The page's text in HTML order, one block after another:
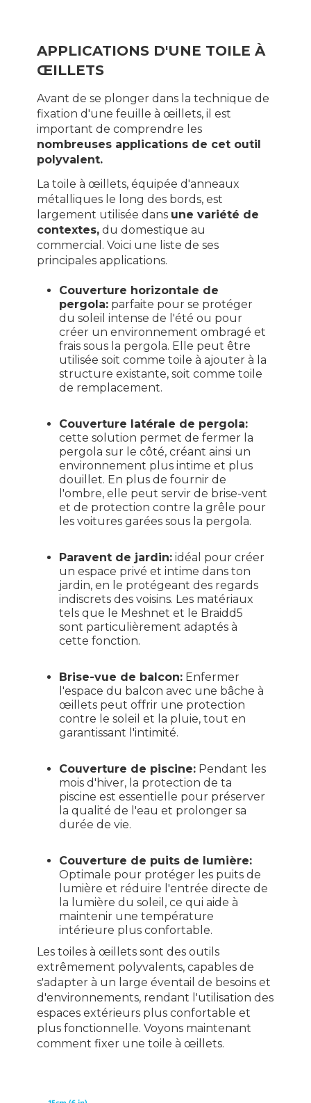
APPLICATIONS D'UNE TOILE À
ŒILLETS
Avant de se plonger dans la technique de
fixation d'une feuille à œillets, il est
important de comprendre les
nombreuses applications de cet outil
polyvalent.
La toile à œillets, équipée d'anneaux
métalliques le long des bords, est
largement utilisée dans une variété de
contextes,du domestique au
commercial. Voici une liste de ses
principales applications.
Couverture horizontale de
pergola:parfaite pour se protéger
du soleil intense de l'été ou pour
créer un environnement ombragé et
frais sous la pergola. Elle peut être
utilisée soit comme toile à ajouter à la
structure existante, soit comme toile
de remplacement.
Couverture latérale de pergola:
cette solution permet de fermer la
pergola sur le côté, créant ainsi un
environnement plus intime et plus
douillet. En plus de fournir de
l'ombre, elle peut servir de brise-vent
et de protection contre la grêle pour
les voitures garées sous la pergola.
Paravent de jardin:idéal pour créer
un espace privé et intime dans ton
jardin, en le protégeant des regards
indiscrets des voisins. Les matériaux
tels que le Meshnet et le Braidd5
sont particulièrement adaptés à
cette fonction.
Brise-vue de balcon:Enfermer
l'espace du balcon avec une bâche à
œillets peut offrir une protection
contre le soleil et la pluie, tout en
garantissant l'intimité.
Couverture de piscine:Pendant les
mois d'hiver, la protection de ta
piscine est essentielle pour préserver
la qualité de l'eau et prolonger sa
durée de vie.
Couverture de puits de lumière:
Optimale pour protéger les puits de
lumière et réduire l'entrée directe de
la lumière du soleil, ce qui aide à
maintenir une température
intérieure plus confortable.
Les toiles à œillets sont des outils
extrêmement polyvalents, capables de
s'adapter à un large éventail de besoins et
d'environnements, rendant l'utilisation des
espaces extérieurs plus confortable et
plus fonctionnelle. Voyons maintenant
comment fixer une toile à œillets.